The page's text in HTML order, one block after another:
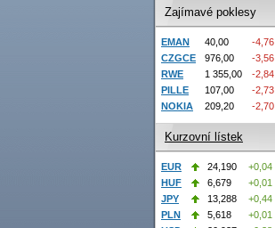
Zajímavé poklesy
EMAN 40,00
-4,76
CZGCE
976,00
-3,56
RWE
1 355,00
-2,84
PILLE
107,00
-2,73
NOKIA
209,20 -2,70
Kurzovní lístek
EUR 24,190
+0,04
HUF
6,679
+0,01
JPY
13,288
+0,44
PLN
5,618
+0,01